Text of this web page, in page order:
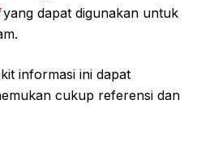
yang dapat digunakan untuk
informasi ini dapat
cukup referensi dan